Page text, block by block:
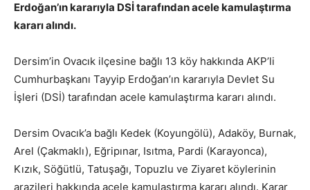
Erdoğan’ın kararıyla DSİ tarafından acele kamulaştırma
kararı alındı.
Dersim’in Ovacık ilçesine bağlı 13 köy hakkında AKP’li
Cumhurbaşkanı Tayyip Erdoğan’ın kararıyla Devlet Su
İşleri (DSİ) tarafından acele kamulaştırma kararı alındı.
Dersim Ovacık’a bağlı Kedek (Koyungölü), Adaköy, Burnak,
Arel (Çakmaklı), Eğripınar, Isıtma, Pardi (Karayonca),
Kızık, Söğütlü, Tatuşağı, Topuzlu ve Ziyaret köylerinin
arazileri hakkında acele kamulaştırma kararı alındı. Karar